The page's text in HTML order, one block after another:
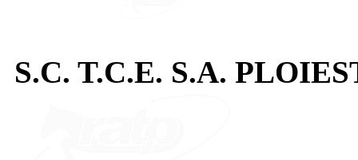
S.C. T.C.E. S.A.